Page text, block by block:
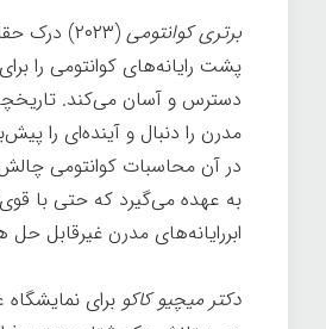
برتری کوانتومی
(۲۰۲۳)
پشت رایانه‌های کوانتومی را
دسترس و آسان می‌کند.
مدرن را دنبال و آینده‌ای را
در آن محاسبات کوانتومی
به عهده می‌گیرد که حتی با
ابررایانه‌های مدرن غیرقابل
دکتر میچیو کاکو برای